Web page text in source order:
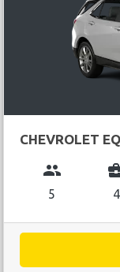
CHEVROLET
group
5 4